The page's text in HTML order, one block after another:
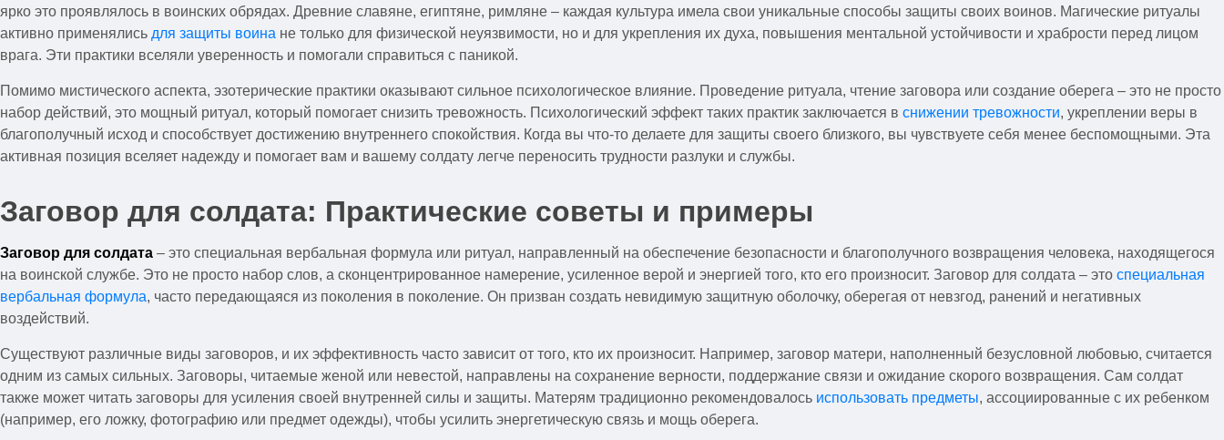
ярко это проявлялось в воинских обрядах. Древние славяне, египтяне, римляне – каждая культура имела свои уникальные способы защиты своих воинов. Магические ритуалы
активно применялись для защиты воина не только для физической неуязвимости, но и для укрепления их духа, повышения ментальной устойчивости и храбрости перед лицом
врага. Эти практики вселяли уверенность и помогали справиться с паникой.
Помимо мистического аспекта, эзотерические практики оказывают сильное психологическое влияние. Проведение ритуала, чтение заговора или создание оберега – это не просто
набор действий, это мощный ритуал, который помогает снизить тревожность. Психологический эффект таких практик заключается в снижении тревожности, укреплении веры в
благополучный исход и способствует достижению внутреннего спокойствия. Когда вы что-то делаете для защиты своего близкого, вы чувствуете себя менее беспомощными. Эта
активная позиция вселяет надежду и помогает вам и вашему солдату легче переносить трудности разлуки и службы.
Заговор для солдата: Практические советы и примеры
Заговор для солдата – это специальная вербальная формула или ритуал, направленный на обеспечение безопасности и благополучного возвращения человека, находящегося
на воинской службе. Это не просто набор слов, а сконцентрированное намерение, усиленное верой и энергией того, кто его произносит. Заговор для солдата – это специальная
вербальная формула, часто передающаяся из поколения в поколение. Он призван создать невидимую защитную оболочку, оберегая от невзгод, ранений и негативных
воздействий.
Существуют различные виды заговоров, и их эффективность часто зависит от того, кто их произносит. Например, заговор матери, наполненный безусловной любовью, считается
одним из самых сильных. Заговоры, читаемые женой или невестой, направлены на сохранение верности, поддержание связи и ожидание скорого возвращения. Сам солдат
также может читать заговоры для усиления своей внутренней силы и защиты. Матерям традиционно рекомендовалось использовать предметы, ассоциированные с их ребенком
(например, его ложку, фотографию или предмет одежды), чтобы усилить энергетическую связь и мощь оберега.